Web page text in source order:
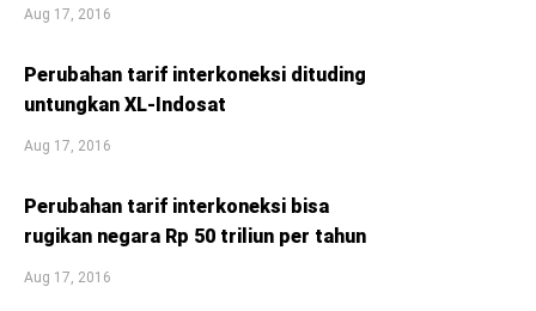
Aug 17, 2016
Perubahan tarif interkoneksi dituding
untungkan XL-Indosat
Aug 17, 2016
Perubahan tarif interkoneksi bisa
rugikan negara Rp 50 triliun per tahun
Aug 17, 2016